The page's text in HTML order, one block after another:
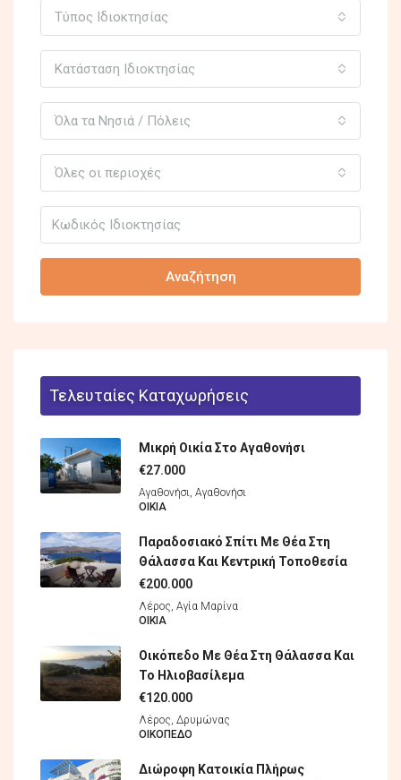
Τύπος Ιδιοκτησίας
Κατάσταση Ιδιοκτησίας
Όλα τα Νησιά / Πόλεις
Όλες οι περιοχές
Αναζήτηση
Τελευταίες Καταχωρήσεις
Μικρή Οικία Στο Αγαθονήσι
€27.000
Αγαθονήσι, Αγαθονήσι
ΟΙΚΊΑ
Παραδοσιακό Σπίτι Με Θέα Στη
Θάλασσα Και Κεντρική Τοποθεσία
€200.000
Λέρος, Αγία Μαρίνα
ΟΙΚΊΑ
Οικόπεδο Με Θέα Στη Θάλασσα Και
Το Ηλιοβασίλεμα
€120.000
Λέρος, Δρυμώνας
ΟΙΚΌΠΕΔO
Διώροφη Κατοικία Πλήρως